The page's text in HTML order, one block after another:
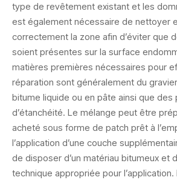
type de revêtement existant et les
est également nécessaire de nettoyer
correctement la zone afin d’éviter que
soient présentes sur la surface
matières premières nécessaires pour
réparation sont généralement du
bitume liquide ou en pâte ainsi que des
d’étanchéité. Le mélange peut être
acheté sous forme de patch prêt à
l’application d’une couche
de disposer d’un matériau bitumeux et
technique appropriée pour